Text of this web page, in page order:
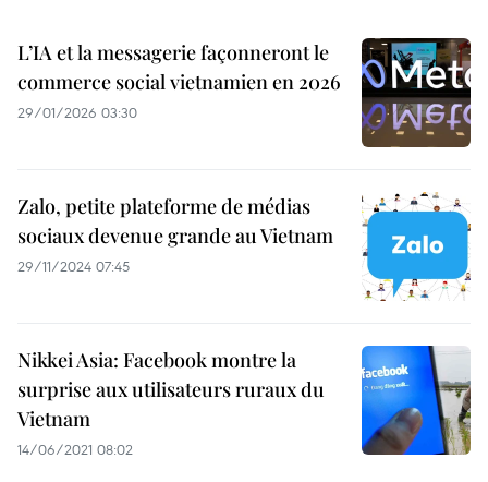
L’IA et la messagerie façonneront le
commerce social vietnamien en 2026
29/01/2026 03:30
Zalo, petite plateforme de médias
sociaux devenue grande au Vietnam
29/11/2024 07:45
Nikkei Asia: Facebook montre la
surprise aux utilisateurs ruraux du
Vietnam
14/06/2021 08:02